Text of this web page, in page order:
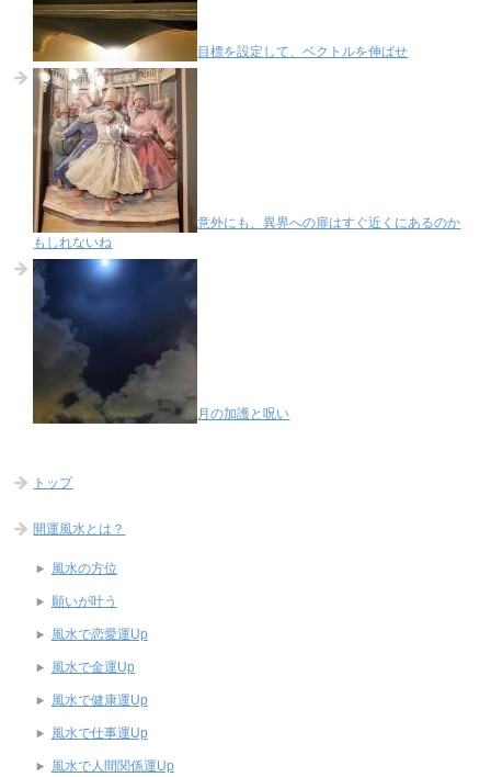
目標を設定して、ベクトルを伸ばせ
意外にも、異界への扉はすぐ近くにあるのか
もしれないね
月の加護と呪い
トップ
開運風水とは？
風水の方位
願いが叶う
風水で恋愛運Up
風水で金運Up
風水で健康運Up
風水で仕事運Up
風水で人間関係運Up